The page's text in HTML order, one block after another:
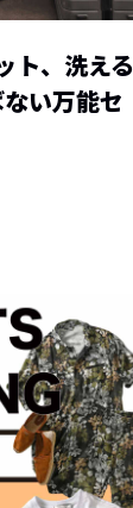
ト、洗える
い万能セ